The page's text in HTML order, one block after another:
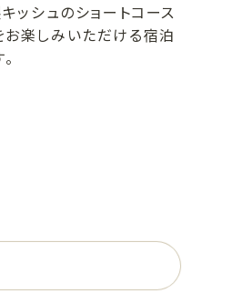
ッシュのショートコース
楽しみいただける宿泊